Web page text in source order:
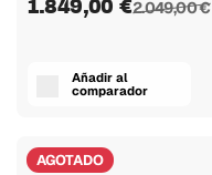
1.849,00 €2.049,00 €
Añadir al
comparador
AGOTADO